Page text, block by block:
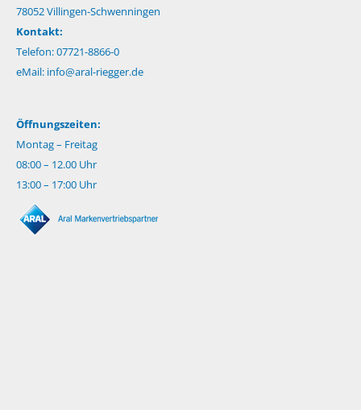
78052 Villingen-Schwenningen
Kontakt:
Telefon: 07721-8866-0
eMail: info@aral-riegger.de
Öffnungszeiten:
Montag – Freitag
08:00 – 12.00 Uhr
13:00 – 17:00 Uhr